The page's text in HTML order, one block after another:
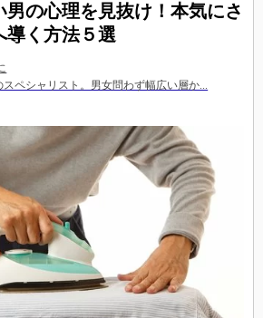
男の心理を見抜け！本気にさ
導く方法５選
スペシャリスト。男女問わず幅広い層か...